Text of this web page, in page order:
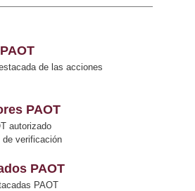
de las acciones
PAOT
autorizado
verificación
PAOT
PAOT